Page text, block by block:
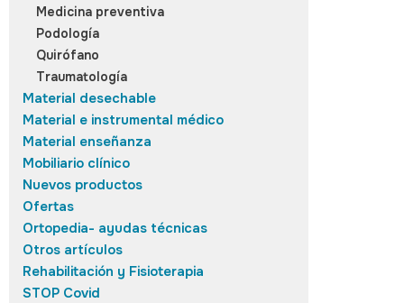
Medicina preventiva
Podología
Quirófano
Traumatología
Material desechable
Material e instrumental médico
Material enseñanza
Mobiliario clínico
Nuevos productos
Ofertas
Ortopedia- ayudas técnicas
Otros artículos
Rehabilitación y Fisioterapia
STOP Covid